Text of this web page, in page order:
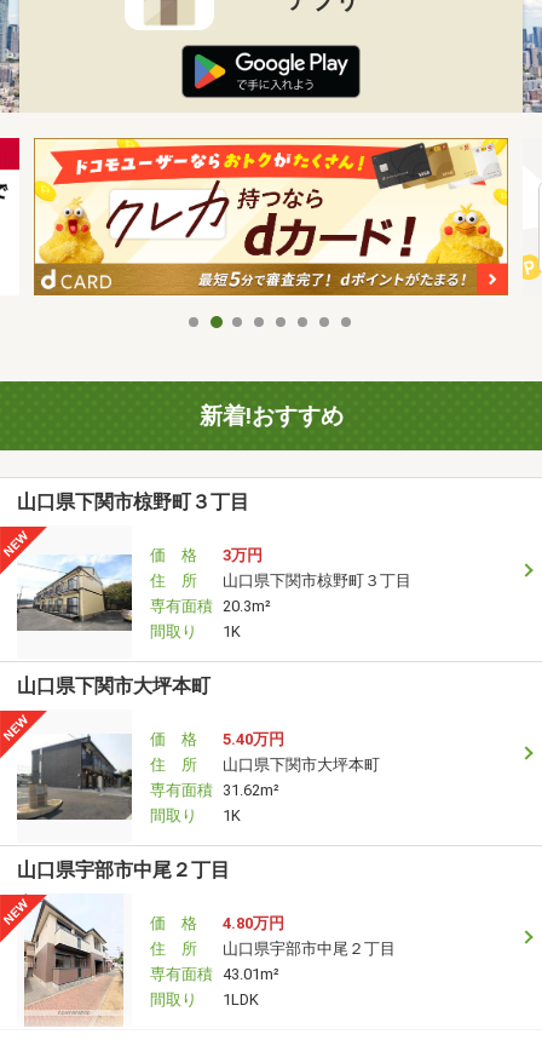
新着!おすすめ
山口県下関市椋野町３丁目
価 格
3万円
住 所
山口県下関市椋野町３丁目
専有面積 20.3m²
間取り
1K
山口県下関市大坪本町
価 格
5.40万円
住 所
山口県下関市大坪本町
専有面積 31.62m²
間取り
1K
山口県宇部市中尾２丁目
価 格
4.80万円
住 所
山口県宇部市中尾２丁目
専有面積 43.01m²
間取り
1LDK